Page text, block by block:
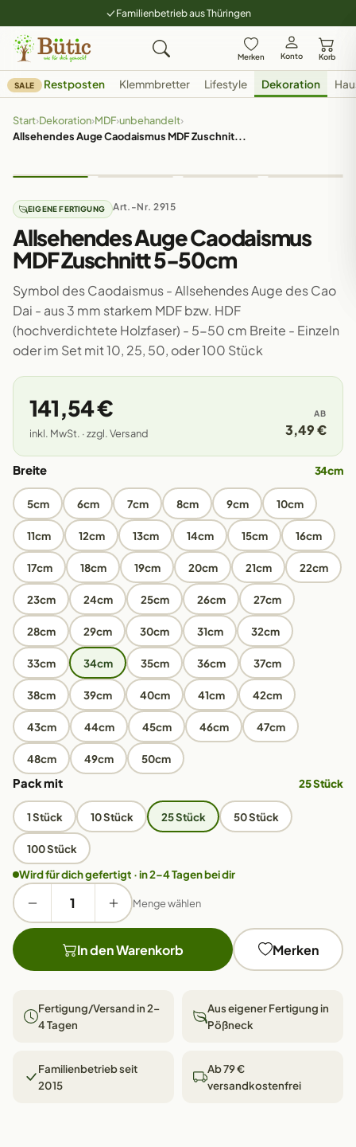
Familienbetrieb aus Thüringen
Merken Konto Korb
SALE Restposten Klemmbretter Lifestyle Dekoration
Start›Dekoration›MDF›unbehandelt›
Allsehendes Auge Caodaismus MDF Zuschnit...
EIGENE FERTIGUNG Art.-Nr. 2915
Allsehendes Auge Caodaismus
MDF Zuschnitt 5-50cm
Symbol des Caodaismus - Allsehendes Auge des Cao
Dai - aus 3 mm starkem MDF bzw. HDF
(hochverdichtete Holzfaser) - 5-50 cm Breite - Einzeln
oder im Set mit 10, 25, 50, oder 100 Stück
141,54 €
inkl. MwSt. · zzgl. Versand
AB
3,49 €
Breite 34cm
5cm 6cm 7cm 8cm 9cm 10cm
11cm 12cm 13cm 14cm 15cm 16cm
17cm 18cm 19cm 20cm 21cm 22cm
23cm 24cm 25cm 26cm 27cm
28cm 29cm 30cm 31cm 32cm
33cm 34cm 35cm 36cm 37cm
38cm 39cm 40cm 41cm 42cm
43cm 44cm 45cm 46cm 47cm
48cm 49cm 50cm
Pack mit 25 Stück
1 Stück 10 Stück 25 Stück 50 Stück
100 Stück
Wird für dich gefertigt · in 2–4 Tagen bei dir
Menge wählen
In den Warenkorb Merken
Fertigung/Versand in 2–
4 Tagen
Aus eigener Fertigung in
Pößneck
Familienbetrieb seit
2015
Ab 79 €
versandkostenfrei